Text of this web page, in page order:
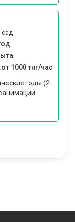
сад
от 1000 тнг/час
годы (2-